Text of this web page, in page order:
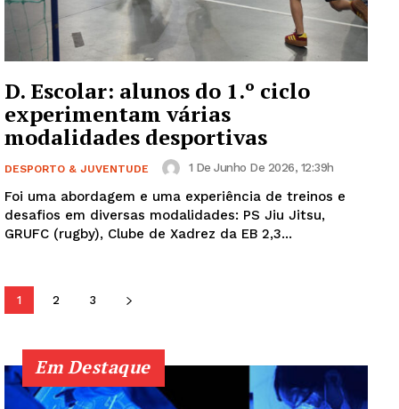
SUBSCREVA JÁ!
Institucional
Artigos
Edição Digital
Europa
Quero ser Assinante
D. Escolar: alunos do 1.º ciclo
experimentam várias
modalidades desportivas
DESPORTO & JUVENTUDE 1 De Junho De 2026, 12:39h
Foi uma abordagem e uma experiência de treinos e
desafios em diversas modalidades: PS Jiu Jitsu,
GRUFC (rugby), Clube de Xadrez da EB 2,3...
1 2 3
Em Destaque